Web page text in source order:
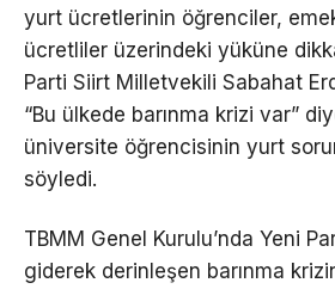
yurt ücretlerinin öğrenciler,
ücretliler üzerindeki yüküne
Parti Siirt Milletvekili Sabahat
“Bu ülkede barınma krizi var”
üniversite öğrencisinin yurt
söyledi.
TBMM Genel Kurulu’nda Yeni
giderek derinleşen barınma